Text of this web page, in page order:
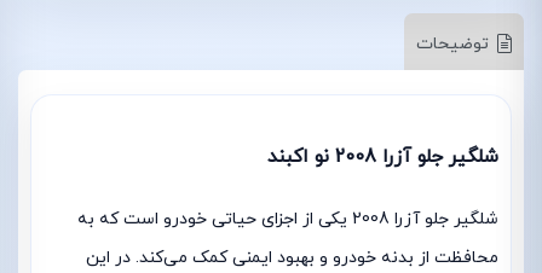
توضیحات
شلگیر جلو آزرا 2008 نو اکبند
شلگیر جلو آزرا 2008 یکی از اجزای حیاتی خودرو است که به
محافظت از بدنه خودرو و بهبود ایمنی کمک می‌کند. در این